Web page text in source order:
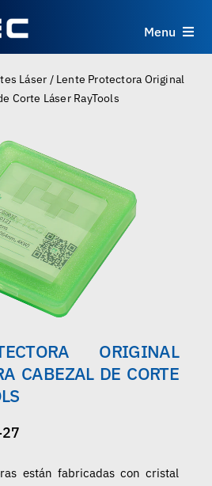
Menu
Productos
Recursos
Sobre
Contacto
Español
Láser / Lente Protectora Original
Corte Láser RayTools
ORIGINAL
CABEZAL DE CORTE
están fabricadas con cristal